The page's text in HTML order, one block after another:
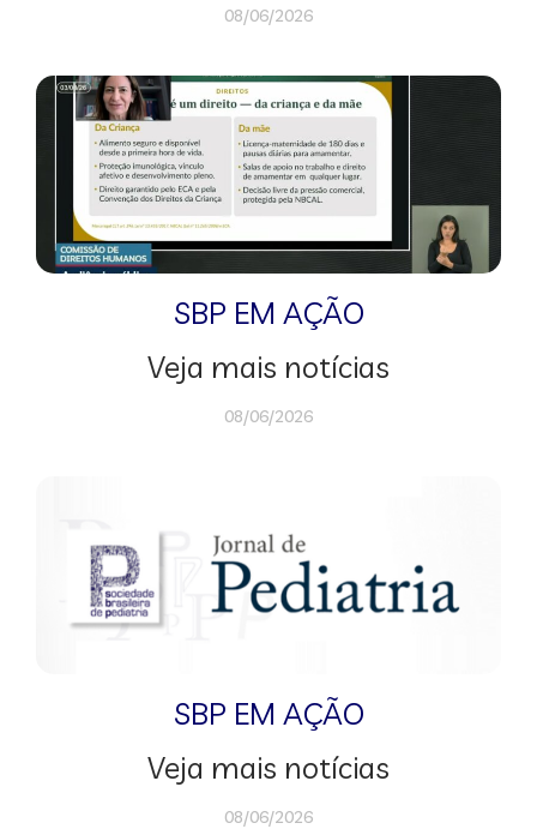
08/06/2026
SBP EM AÇÃO
Veja mais notícias
08/06/2026
SBP EM AÇÃO
Veja mais notícias
08/06/2026